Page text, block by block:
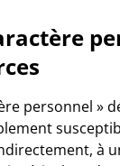
personnel
à